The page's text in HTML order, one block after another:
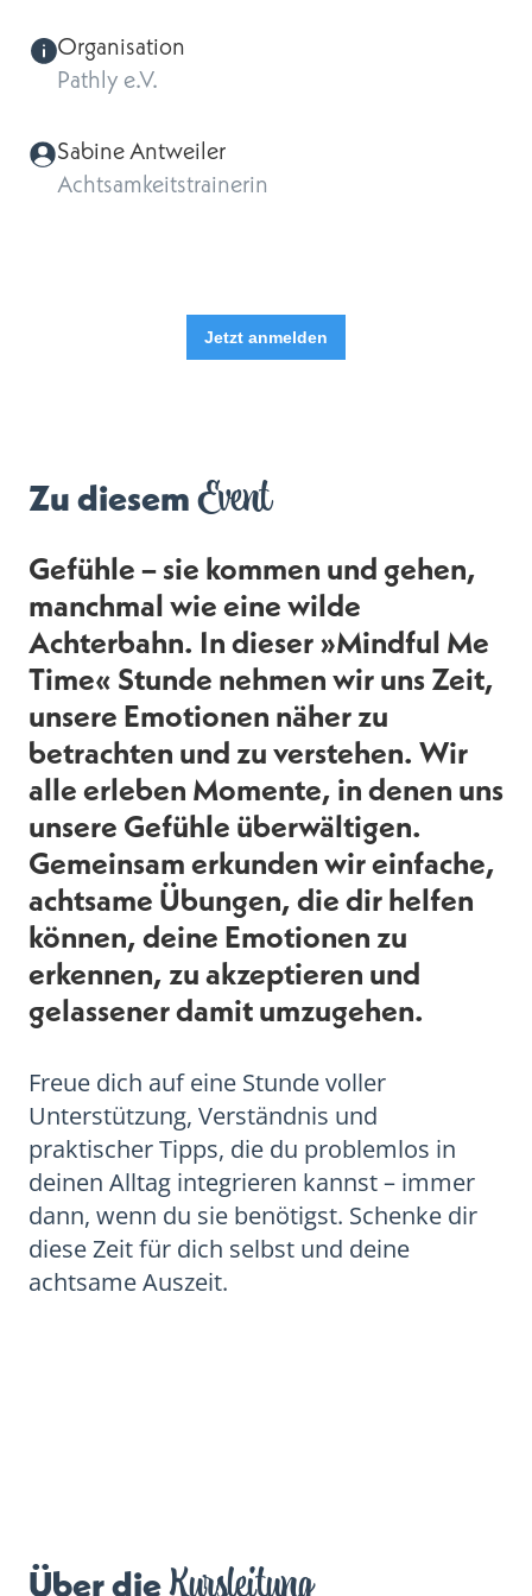
Organisation
Pathly e.V.
Sabine Antweiler
Achtsamkeitstrainerin
Jetzt anmelden
Zu diesemEvent
Gefühle – sie kommen und gehen,
manchmal wie eine wilde
Achterbahn. In dieser »Mindful Me
Time« Stunde nehmen wir uns Zeit,
unsere Emotionen näher zu
betrachten und zu verstehen. Wir
alle erleben Momente, in denen uns
unsere Gefühle überwältigen.
Gemeinsam erkunden wir einfache,
achtsame Übungen, die dir helfen
können, deine Emotionen zu
erkennen, zu akzeptieren und
gelassener damit umzugehen.
Freue dich auf eine Stunde voller
Unterstützung, Verständnis und
praktischer Tipps, die du problemlos in
deinen Alltag integrieren kannst – immer
dann, wenn du sie benötigst. Schenke dir
diese Zeit für dich selbst und deine
achtsame Auszeit.
Über die